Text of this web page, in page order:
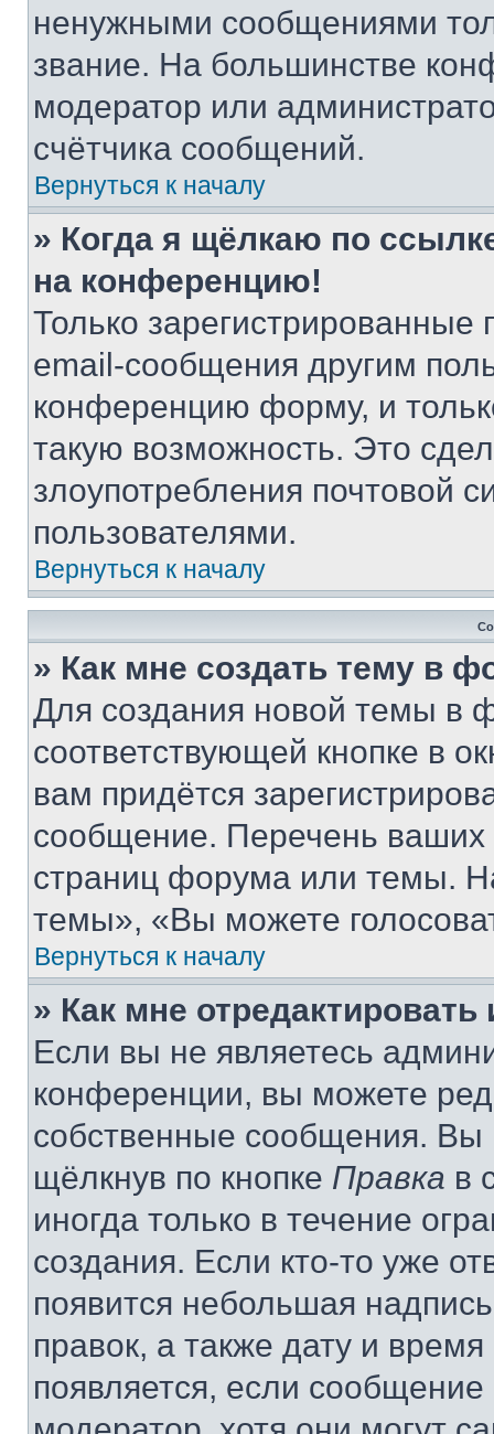
ненужными сообщениями
звание. На большинстве
модератор или
счётчика сообщений.
Вернуться к началу
» Когда я щёлкаю по
на конференцию!
Только зарегистрированные
email-сообщения другим
конференцию форму, и
такую возможность. Это
злоупотребления почтовой
пользователями.
Вернуться к началу
» Как мне создать тему в
Для создания новой темы в
соответствующей кнопке в
вам придётся
сообщение. Перечень ваших
страниц форума или темы.
темы», «Вы можете
Вернуться к началу
» Как мне
Если вы не являетесь
конференции, вы можете
собственные сообщения. Вы
щёлкнув по кнопке Правка в
иногда только в течение
создания. Если кто-то уже
появится небольшая
правок, а также дату и
появляется, если